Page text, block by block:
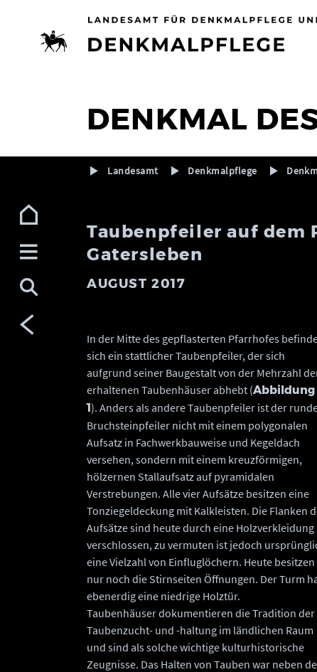
DENKMAL
Landesamt Denkmalpflege
Taubenpfeiler auf dem
Gatersleben
AUGUST 2017
In der Mitte des gepflasterten Pfarrhofes
sich ein stattlicher Taubenpfeiler, der sich
aufgrund seiner Baugestalt von der Mehrzahl
erhaltenen Taubenhäuser abhebt (Abbildung
1). Anders als andere Taubenpfeiler ist der
Bruchsteinpfeiler nicht mit einem polygonalen
Aufsatz in Fachwerkbauweise und Kegeldach
versehen, sondern mit einem kreuzförmigen,
hölzernen Stallaufsatz auf pyramidalen
Verstrebungen. Alle vier Aufsätze besitzen eine
Tonziegeldeckung mit Kalkleisten. Die Flanken
Aufsätze sind heute durch eine Holzverkleidung
verschlossen, zu vermuten ist jedoch
eine Vielzahl von Einfluglöchern. Heute besitzen
nur noch die Stirnseiten Öffnungen. Der Turm
ebenerdig eine niedrige Holztür.
Taubenhäuser dokumentieren die Tradition der
Taubenzucht- und -haltung im ländlichen Raum
und sind als solche wichtige kulturhistorische
Zeugnisse. Das Halten von Tauben war neben